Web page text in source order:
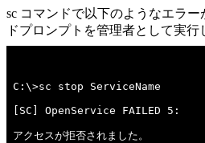
sc コマンドで以下のようなエラ
ドプロンプトを管理者として実行
アクセスが拒否されました。